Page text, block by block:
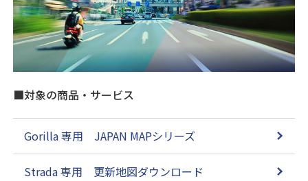
■対象の商品・サービス
Gorilla 専用 JAPAN MAPシリーズ
Strada 専用 更新地図ダウンロード